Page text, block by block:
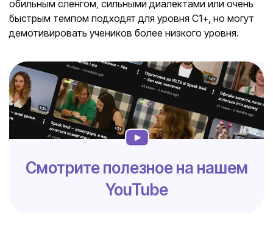
обильным сленгом, сильными диалектами или очень
быстрым темпом подходят для уровня C1+, но могут
демотивировать учеников более низкого уровня.
Смотрите полезное на нашем
YouTube